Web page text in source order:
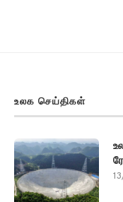
உலக செய்திகள்